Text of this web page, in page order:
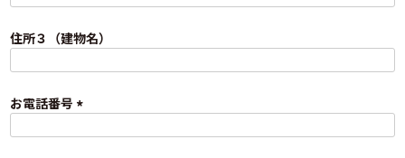
須
)
住所３（建物名）
お電話番号